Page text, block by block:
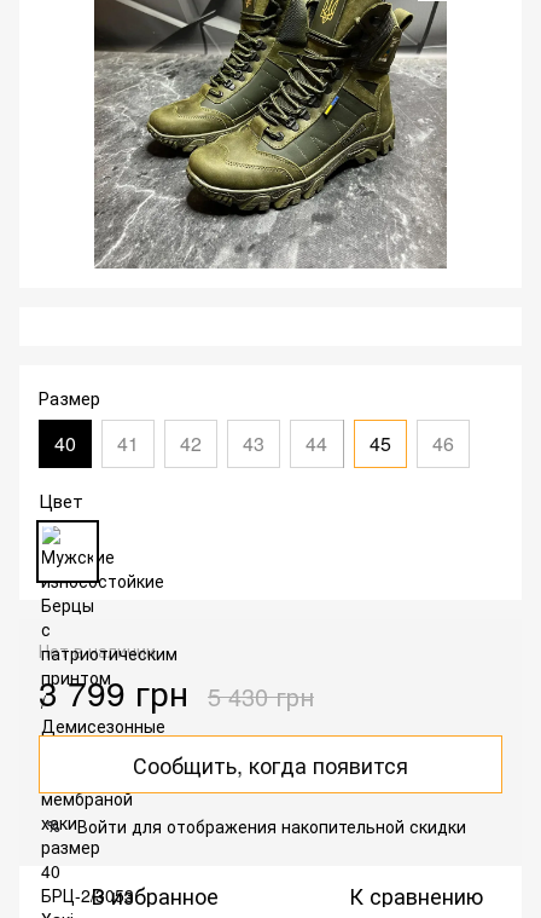
Размер
40 41 42 43 44 45 46
Цвет
Нет в наличии
3 799 грн 5 430 грн
Сообщить, когда появится
% Войти для отображения накопительной скидки
В избранное К сравнению